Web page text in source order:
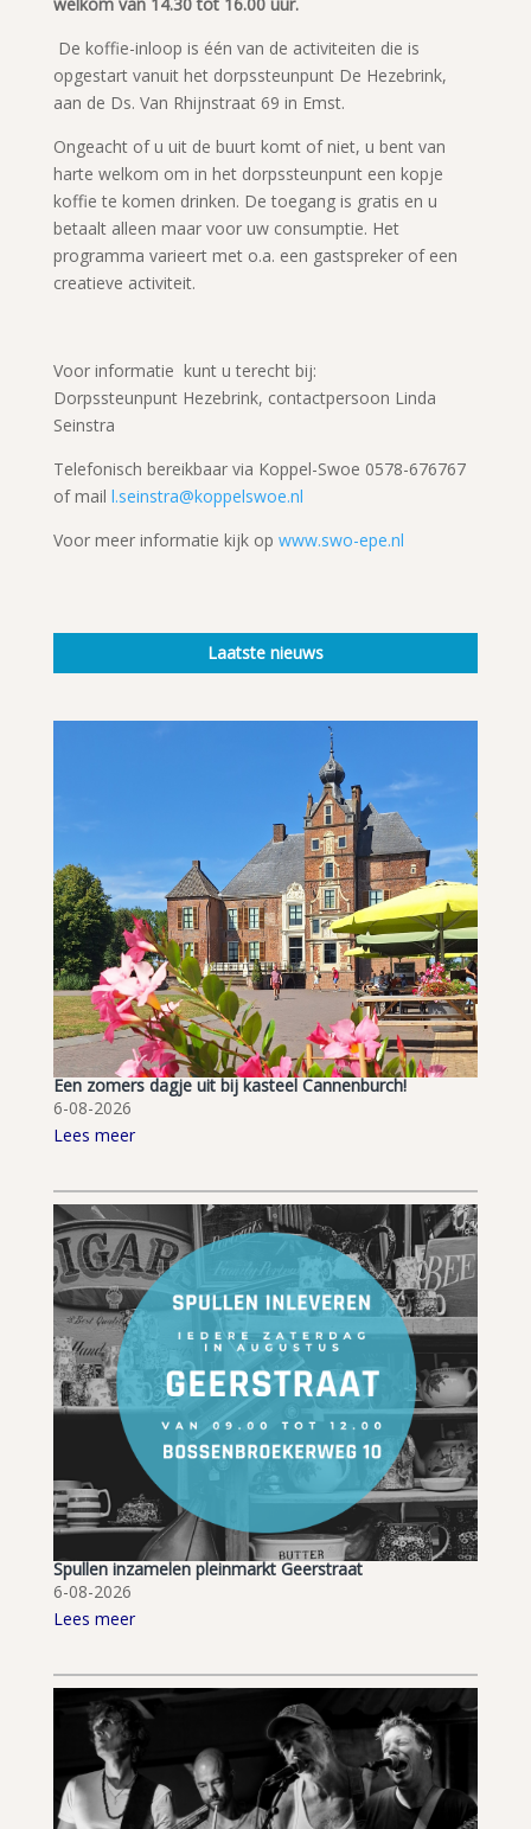
welkom van 14.30 tot 16.00 uur.
De koffie-inloop is één van de activiteiten die is
opgestart vanuit het dorpssteunpunt De Hezebrink,
aan de Ds. Van Rhijnstraat 69 in Emst.
Ongeacht of u uit de buurt komt of niet, u bent van
harte welkom om in het dorpssteunpunt een kopje
koffie te komen drinken. De toegang is gratis en u
betaalt alleen maar voor uw consumptie. Het
programma varieert met o.a. een gastspreker of een
creatieve activiteit.
Voor informatie kunt u terecht bij:
Dorpssteunpunt Hezebrink, contactpersoon Linda
Seinstra
Telefonisch bereikbaar via Koppel-Swoe 0578-676767
of mail l.seinstra@koppelswoe.nl
Voor meer informatie kijk op www.swo-epe.nl
Laatste nieuws
Een zomers dagje uit bij kasteel Cannenburch!
6-08-2026
Lees meer
Spullen inzamelen pleinmarkt Geerstraat
6-08-2026
Lees meer